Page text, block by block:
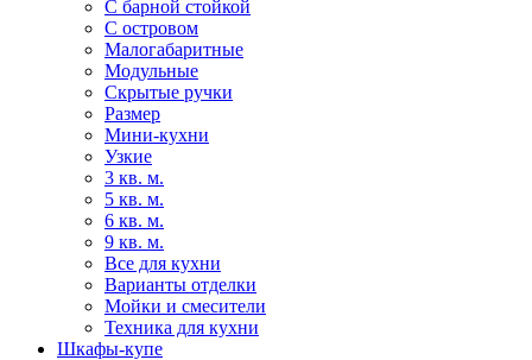
С барной стойкой
С островом
Малогабаритные
Модульные
Скрытые ручки
Размер
Мини-кухни
Узкие
3 кв. м.
5 кв. м.
6 кв. м.
9 кв. м.
Все для кухни
Варианты отделки
Мойки и смесители
Техника для кухни
Шкафы-купе